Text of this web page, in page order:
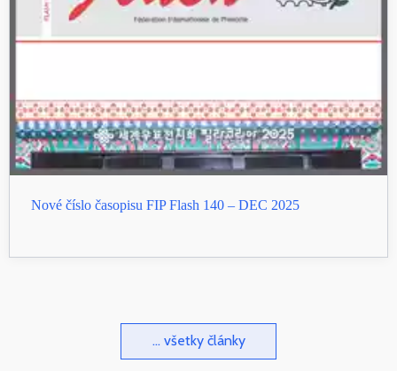
Nové číslo časopisu FIP Flash 140 – DEC 2025
... všetky články